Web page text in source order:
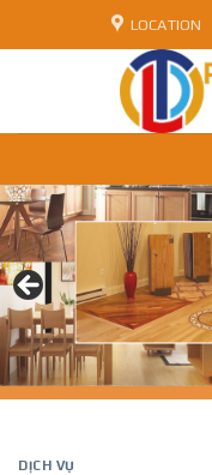
to
LOCATION
DỊCH VỤ